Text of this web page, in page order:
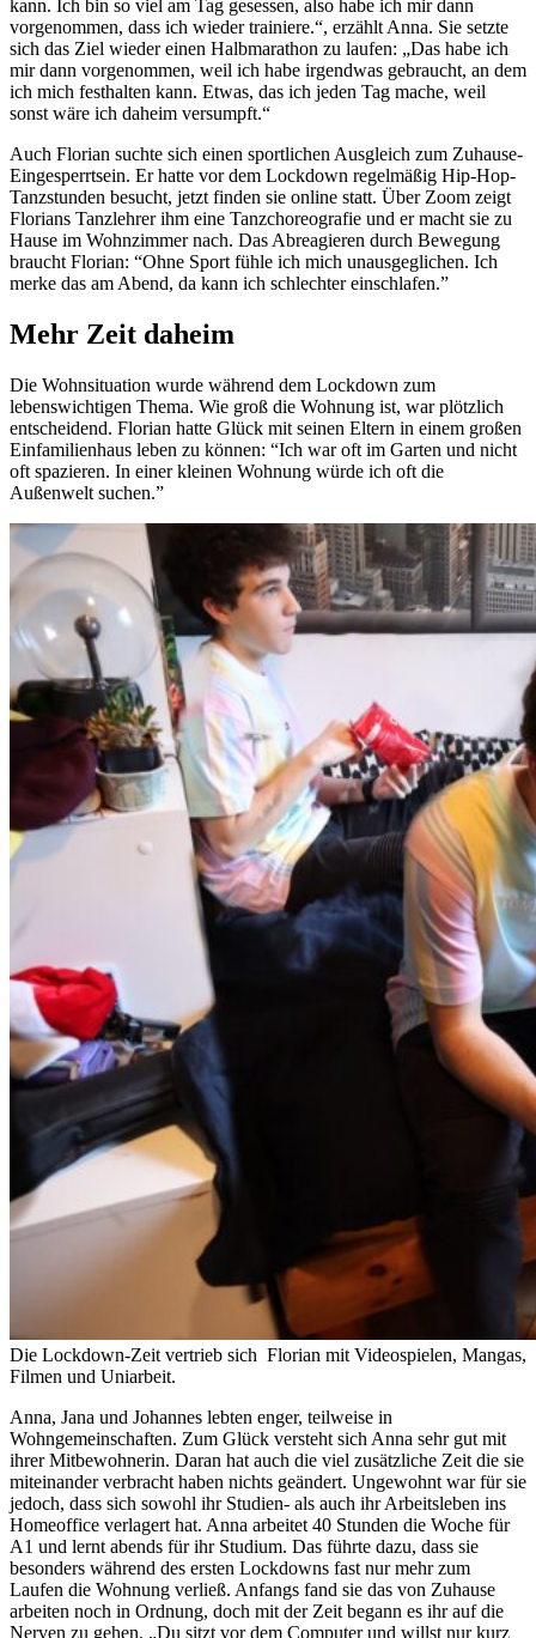
kann. Ich bin so viel am Tag gesessen, also habe ich mir dann
vorgenommen, dass ich wieder trainiere.“, erzählt Anna. Sie setzte
sich das Ziel wieder einen Halbmarathon zu laufen: „Das habe ich
mir dann vorgenommen, weil ich habe irgendwas gebraucht, an dem
ich mich festhalten kann. Etwas, das ich jeden Tag mache, weil
sonst wäre ich daheim versumpft.“
Auch Florian suchte sich einen sportlichen Ausgleich zum Zuhause-
Eingesperrtsein. Er hatte vor dem Lockdown regelmäßig Hip-Hop-
Tanzstunden besucht, jetzt finden sie online statt. Über Zoom zeigt
Florians Tanzlehrer ihm eine Tanzchoreografie und er macht sie zu
Hause im Wohnzimmer nach. Das Abreagieren durch Bewegung
braucht Florian: “Ohne Sport fühle ich mich unausgeglichen. Ich
merke das am Abend, da kann ich schlechter einschlafen.”
Mehr Zeit daheim
Die Wohnsituation wurde während dem Lockdown zum
lebenswichtigen Thema. Wie groß die Wohnung ist, war plötzlich
entscheidend. Florian hatte Glück mit seinen Eltern in einem großen
Einfamilienhaus leben zu können: “Ich war oft im Garten und nicht
oft spazieren. In einer kleinen Wohnung würde ich oft die
Außenwelt suchen.”
Die Lockdown-Zeit vertrieb sich Florian mit Videospielen, Mangas,
Filmen und Uniarbeit.
Anna, Jana und Johannes lebten enger, teilweise in
Wohngemeinschaften. Zum Glück versteht sich Anna sehr gut mit
ihrer Mitbewohnerin. Daran hat auch die viel zusätzliche Zeit die sie
miteinander verbracht haben nichts geändert. Ungewohnt war für sie
jedoch, dass sich sowohl ihr Studien- als auch ihr Arbeitsleben ins
Homeoffice verlagert hat. Anna arbeitet 40 Stunden die Woche für
A1 und lernt abends für ihr Studium. Das führte dazu, dass sie
besonders während des ersten Lockdowns fast nur mehr zum
Laufen die Wohnung verließ. Anfangs fand sie das von Zuhause
arbeiten noch in Ordnung, doch mit der Zeit begann es ihr auf die
Nerven zu gehen. „Du sitzt vor dem Computer und willst nur kurz